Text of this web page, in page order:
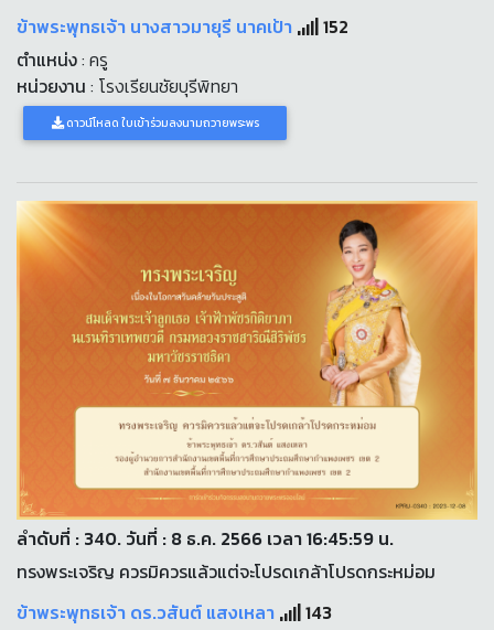
ข้าพระพุทธเจ้า นางสาวมายุรี นาคเป้า
152
ตำแหน่ง: ครู
หน่วยงาน : โรงเรียนชัยบุรีพิทยา
ดาวน์โหลด ใบเข้าร่วมลงนามถวายพระพร
ลำดับที่ : 340. วันที่ : 8 ธ.ค. 2566 เวลา 16:45:59 น.
ทรงพระเจริญ ควรมิควรแล้วแต่จะโปรดเกล้าโปรดกระหม่อม
ข้าพระพุทธเจ้า ดร.วสันต์ แสงเหลา
143